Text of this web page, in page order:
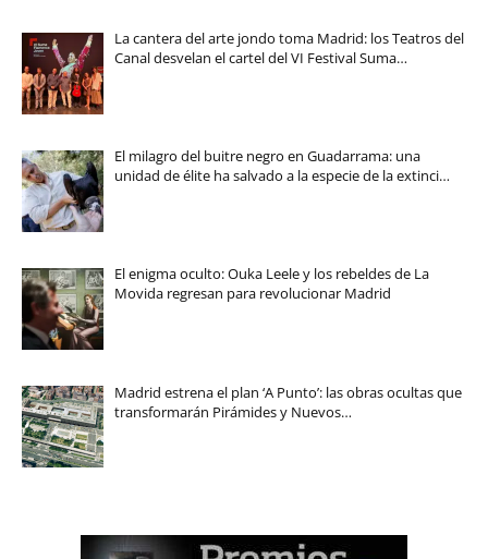
La cantera del arte jondo toma Madrid: los Teatros del
Canal desvelan el cartel del VI Festival Suma…
El milagro del buitre negro en Guadarrama: una
unidad de élite ha salvado a la especie de la extinci…
El enigma oculto: Ouka Leele y los rebeldes de La
Movida regresan para revolucionar Madrid
Madrid estrena el plan ‘A Punto’: las obras ocultas que
transformarán Pirámides y Nuevos…